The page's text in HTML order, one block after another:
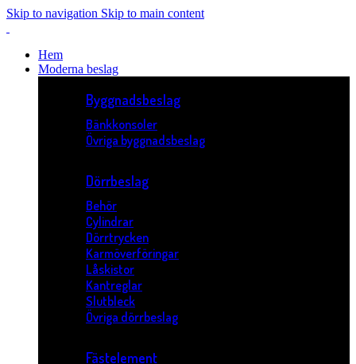
Skip to navigation Skip to main content
Hem
Moderna beslag
Byggnadsbeslag
Bänkkonsoler
Övriga byggnadsbeslag
Dörrbeslag
Behör
Cylindrar
Dörrtrycken
Karmöverföringar
Låskistor
Kantreglar
Slutbleck
Övriga dörrbeslag
Fästelement